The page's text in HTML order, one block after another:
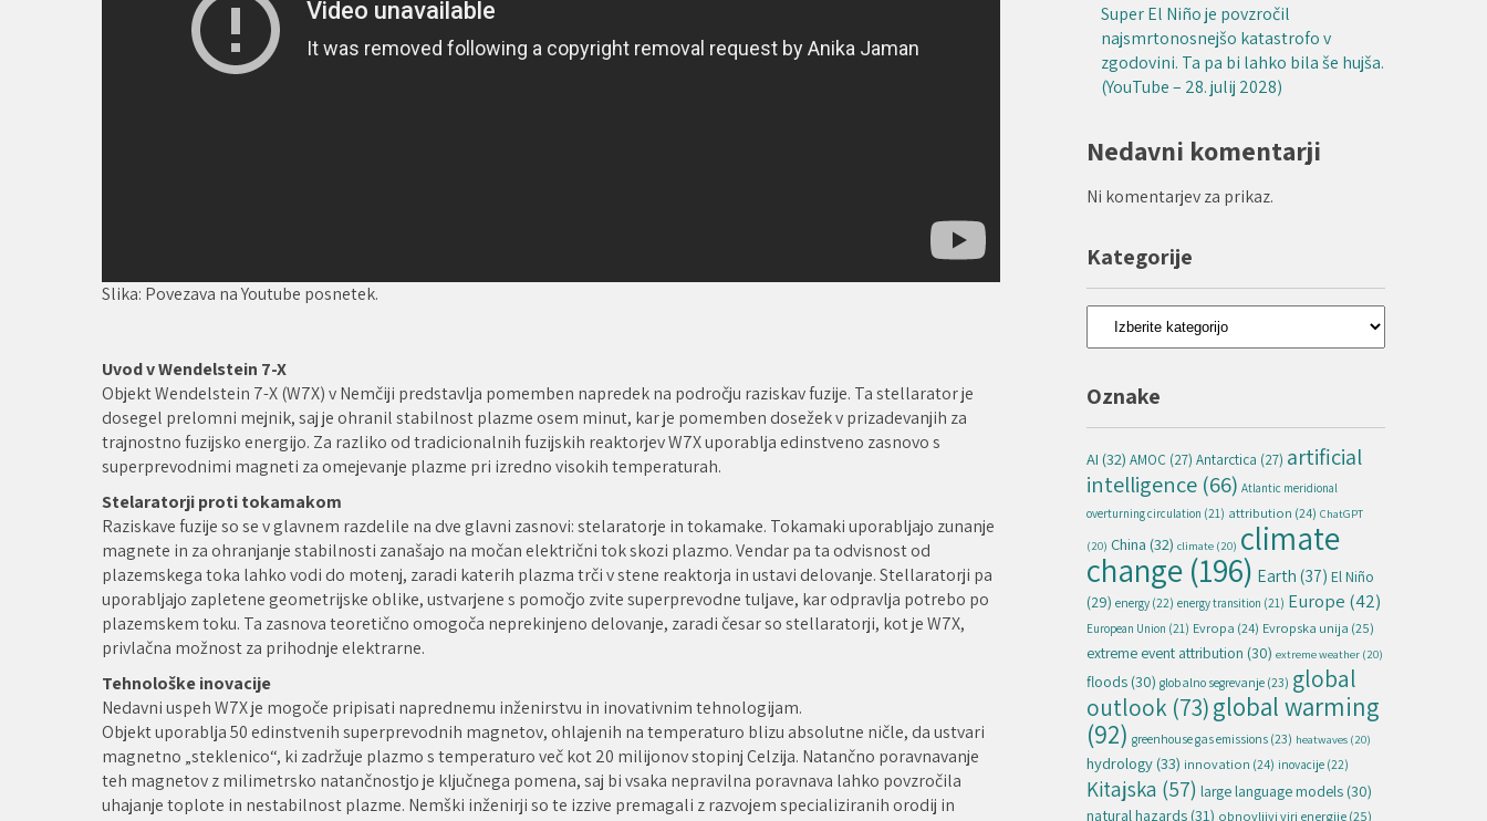
Slika: Povezava na Youtube posnetek.
Uvod v Wendelstein 7-X
Objekt Wendelstein 7-X (W7X) v Nemčiji predstavlja pomemben napredek na področju raziskav fuzije. Ta stellarator je
dosegel prelomni mejnik, saj je ohranil stabilnost plazme osem minut, kar je pomemben dosežek v prizadevanjih za
trajnostno fuzijsko energijo. Za razliko od tradicionalnih fuzijskih reaktorjev W7X uporablja edinstveno zasnovo s
superprevodnimi magneti za omejevanje plazme pri izredno visokih temperaturah.
Stelaratorji proti tokamakom
Raziskave fuzije so se v glavnem razdelile na dve glavni zasnovi: stelaratorje in tokamake. Tokamaki uporabljajo zunanje
magnete in za ohranjanje stabilnosti zanašajo na močan električni tok skozi plazmo. Vendar pa ta odvisnost od
plazemskega toka lahko vodi do motenj, zaradi katerih plazma trči v stene reaktorja in ustavi delovanje. Stellaratorji pa
uporabljajo zapletene geometrijske oblike, ustvarjene s pomočjo zvite superprevodne tuljave, kar odpravlja potrebo po
plazemskem toku. Ta zasnova teoretično omogoča neprekinjeno delovanje, zaradi česar so stellaratorji, kot je W7X,
privlačna možnost za prihodnje elektrarne.
Tehnološke inovacije
Nedavni uspeh W7X je mogoče pripisati naprednemu inženirstvu in inovativnim tehnologijam.
Objekt uporablja 50 edinstvenih superprevodnih magnetov, ohlajenih na temperaturo blizu absolutne ničle, da ustvari
magnetno „steklenico“, ki zadržuje plazmo s temperaturo več kot 20 milijonov stopinj Celzija. Natančno poravnavanje
teh magnetov z milimetrsko natančnostjo je ključnega pomena, saj bi vsaka nepravilna poravnava lahko povzročila
uhajanje toplote in nestabilnost plazme. Nemški inženirji so te izzive premagali z razvojem specializiranih orodij in
Super El Niño je povzročil
najsmrtonosnejšo katastrofo v
zgodovini. Ta pa bi lahko bila še hujša.
(YouTube – 28. julij 2028)
Nedavni komentarji
Ni komentarjev za prikaz.
Kategorije
Kategorije
Oznake
AI (32) AMOC (27) Antarctica (27) artificial
intelligence (66) Atlantic meridional
overturning circulation (21) attribution (24) ChatGPT
(20) China (32) climate (20) climate
change (196) Earth (37) El Niño
(29) energy (22) energy transition (21) Europe (42)
European Union (21) Evropa (24) Evropska unija (25)
extreme event attribution (30) extreme weather (20)
floods (30) globalno segrevanje (23) global
outlook (73)global warming
(92) greenhouse gas emissions (23) heatwaves (20)
hydrology(33) innovation (24) inovacije (22)
Kitajska (57) large language models (30)
natural hazards (31) obnovljivi viri energije(25)